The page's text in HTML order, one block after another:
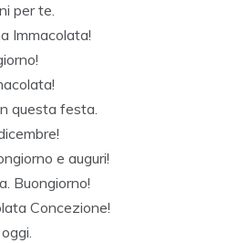
per te.
Immacolata!
questa festa.
e auguri!
Buongiorno!
Concezione!